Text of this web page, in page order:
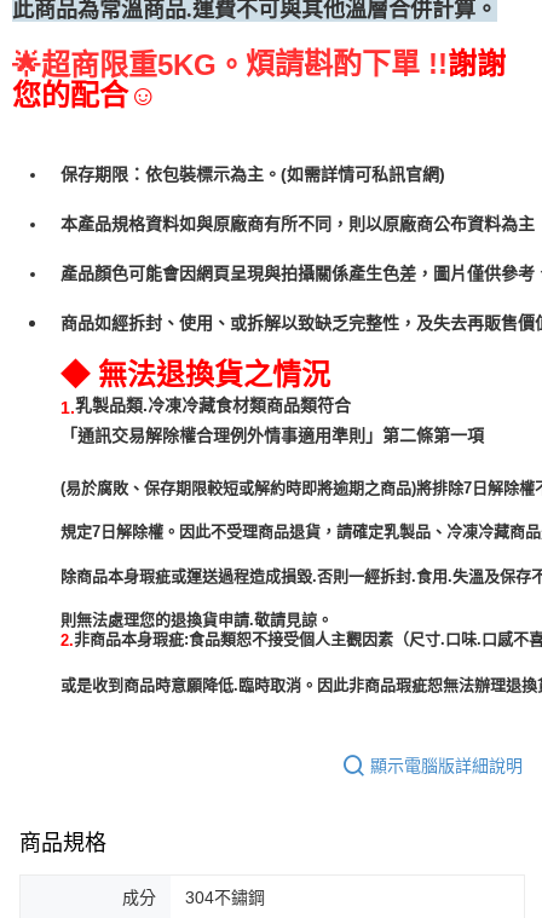
此商品為常溫商品.運費不可與其他溫層合併計算。
🌟超商限重5KG。 煩請斟酌下單 !!謝謝
您的配合☺
保存期限：依包裝標示為主。(如需詳情可私訊官網)
本產品規格資料如與原廠商有所不同，則以原廠商公布資料為主
產品顏色可能會因網頁呈現與拍攝關係產生色差，圖片僅供參
商品如經拆封、使用、或拆解以致缺乏完整性，及失去再販售
◆ 無法退換貨之情況
1.乳製品類.冷凍冷藏食材類商品類符合
「通訊交易解除權合理例外情事適用準則」第二條第一項
(易於腐敗、保存期限較短或解約時即將逾期之商品)將排除7日解除權
規定7日解除權。因此不受理商品退貨，請確定乳製品、冷凍冷藏商
除商品本身瑕疵或運送過程造成損毀.否則一經拆封.食用.失溫及保存
2.非商品本身瑕疵:食品類恕不接受個人主觀因素（尺寸.口味.口感不
或是收到商品時意願降低.臨時取消。因此非商品瑕疵恕無法辦理退
顯示電腦版詳細說明
商品規格
成分 304不鏽鋼